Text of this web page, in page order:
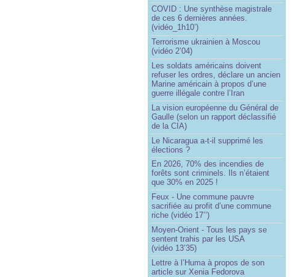
COVID : Une synthèse magistrale
de ces 6 dernières années.
(vidéo_1h10’)
Terrorisme ukrainien à Moscou
(vidéo 2’04)
Les soldats américains doivent
refuser les ordres, déclare un ancien
Marine américain à propos d’une
guerre illégale contre l’Iran
La vision européenne du Général de
Gaulle (selon un rapport déclassifié
de la CIA)
Le Nicaragua a-t-il supprimé les
élections ?
En 2026, 70% des incendies de
forêts sont criminels. Ils n’étaient
que 30% en 2025 !
Feux - Une commune pauvre
sacrifiée au profit d’une commune
riche (vidéo 17’’)
Moyen-Orient - Tous les pays se
sentent trahis par les USA
(vidéo 13’35)
Lettre à l’Huma à propos de son
article sur Xenia Fedorova